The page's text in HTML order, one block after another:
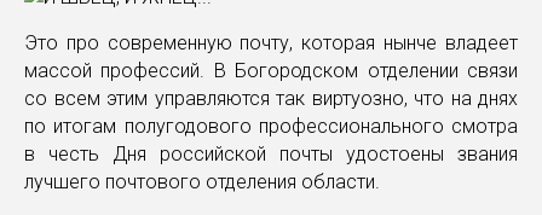
Это про современную почту, которая нынче владеет
массой профессий. В Богородском отделении связи
со всем этим управляются так виртуозно, что на днях
по итогам полугодового профессионального смотра
в честь Дня российской почты удостоены звания
лучшего почтового отделения области.